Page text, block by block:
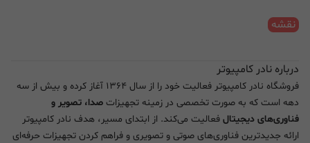
نقشه
درباره نادر کامپیوتر
فروشگاه نادر کامپیوتر فعالیت خود را از سال ۱۳۶۴ آغاز کرده و بیش از سه
دهه است که به صورت تخصصی در زمینه تجهیزات صدا، تصویر و
فناوری‌های دیجیتال فعالیت می‌کند. از ابتدای مسیر، هدف نادر کامپیوتر
ارائه جدیدترین فناوری‌های صوتی و تصویری و فراهم کردن تجهیزات حرفه‌ای